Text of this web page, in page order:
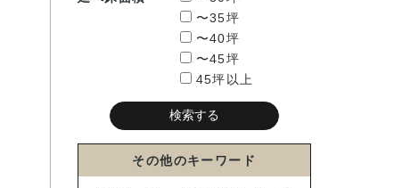
〜35坪
〜40坪
〜45坪
45坪以上
その他のキーワード